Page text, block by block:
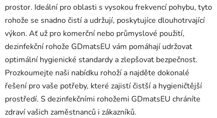
prostor. Ideální pro oblasti s vysokou frekvencí pohybu, tyto
rohože se snadno čistí a udržují, poskytujíce dlouhotrvající
výkon. Ať už pro komerční nebo průmyslové použití,
dezinfekční rohože GDmatsEU vám pomáhají udržovat
optimální hygienické standardy a zlepšovat bezpečnost.
Prozkoumejte naši nabídku rohoží a najděte dokonalé
řešení pro vaše potřeby, které zajistí čistší a hygieničtější
prostředí. S dezinfekčními rohožemi GDmatsEU chráníte
zdraví vašich zaměstnanců i zákazníků.